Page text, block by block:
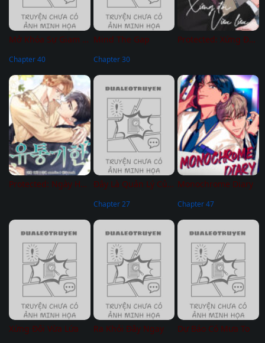
Mở Khóa Sự Giam Cầm Êm Ái
Chapter 40
Mind The Gap
Chapter 30
Protected: Xứng Đôi Vừa Lứa
Protected: Ngày Hết Hạn Đây Là Quản Lý Của Tôi
Chapter 27
Monochrome Diary
Chapter 47
Xứng Đôi Vừa Lứa Ra Khỏi Đây Ngay Dự Báo Có Mưa To